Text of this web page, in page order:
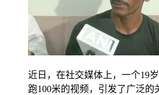
近日，在社交媒体上，一个19
跑100米的视频，引发了广泛的